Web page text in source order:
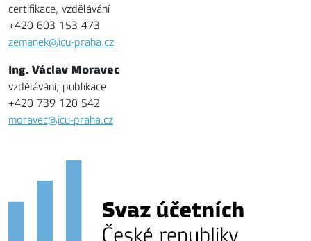
certifikace, vzdělávání
+420 603 153 473
zemanek@icu-praha.cz
Ing. Václav Moravec
vzdělávání, publikace
+420 739 120 542
moravec@icu-praha.cz